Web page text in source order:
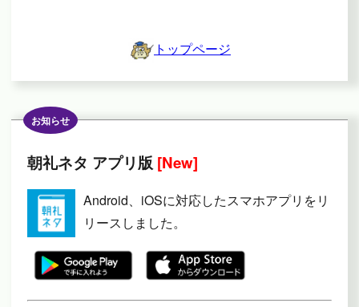
トップページ
お知らせ
朝礼ネタ アプリ版 [New]
Android、iOSに対応したスマホアプリをリ
リースしました。